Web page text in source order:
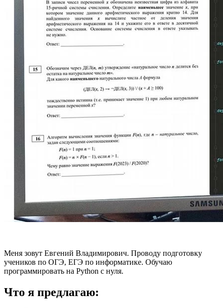
Меня зовут Евгений Владимирович. Проводу подготовку
учеников по ОГЭ, ЕГЭ по информатике. Обучаю
программировать на Python с нуля.
Что я предлагаю: